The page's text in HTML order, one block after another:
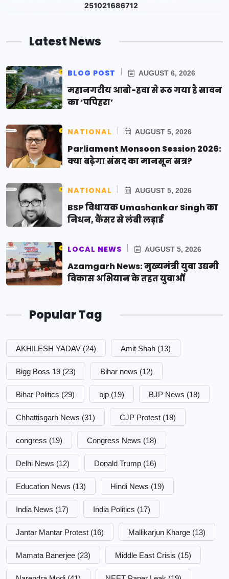
Latest News
BLOG POST AUGUST 6, 2026
महानगरीय आबो-हवा से रूठ गया है सावन
का ‘पपिहरा’
NATIONAL AUGUST 5, 2026
Parliament Monsoon Session 2026:
क्या बढ़ेगा संसद का मानसून सत्र?
NATIONAL AUGUST 5, 2026
BSP विधायक Umashankar Singh का
निधन, कैंसर से लंबी लड़ाई
LOCAL NEWS AUGUST 5, 2026
Azamgarh News: मुख्यमंत्री युवा उद्यमी
विकास अभियान के तहत युवाओं
Popular Tag
AKHILESH YADAV (24) Amit Shah (13)
Bigg Boss 19 (23) Bihar news (12)
Bihar Politics (29) bjp (19) BJP News (18)
Chhattisgarh News (31) CJP Protest (18)
congress (19) Congress News (18)
Delhi News (12) Donald Trump (16)
Education News (13) Hindi News (19)
India News (17) India Politics (17)
Jantar Mantar Protest (16) Mallikarjun Kharge (13)
Mamata Banerjee (23) Middle East Crisis (15)